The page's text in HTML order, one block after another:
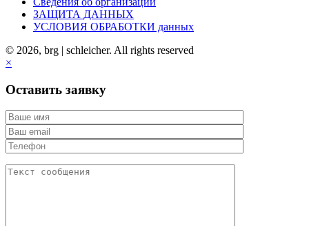
ЗАЩИТА ДАННЫХ
УСЛОВИЯ ОБРАБОТКИ данных
© 2026, brg | schleicher. All rights reserved
×
Оставить заявку